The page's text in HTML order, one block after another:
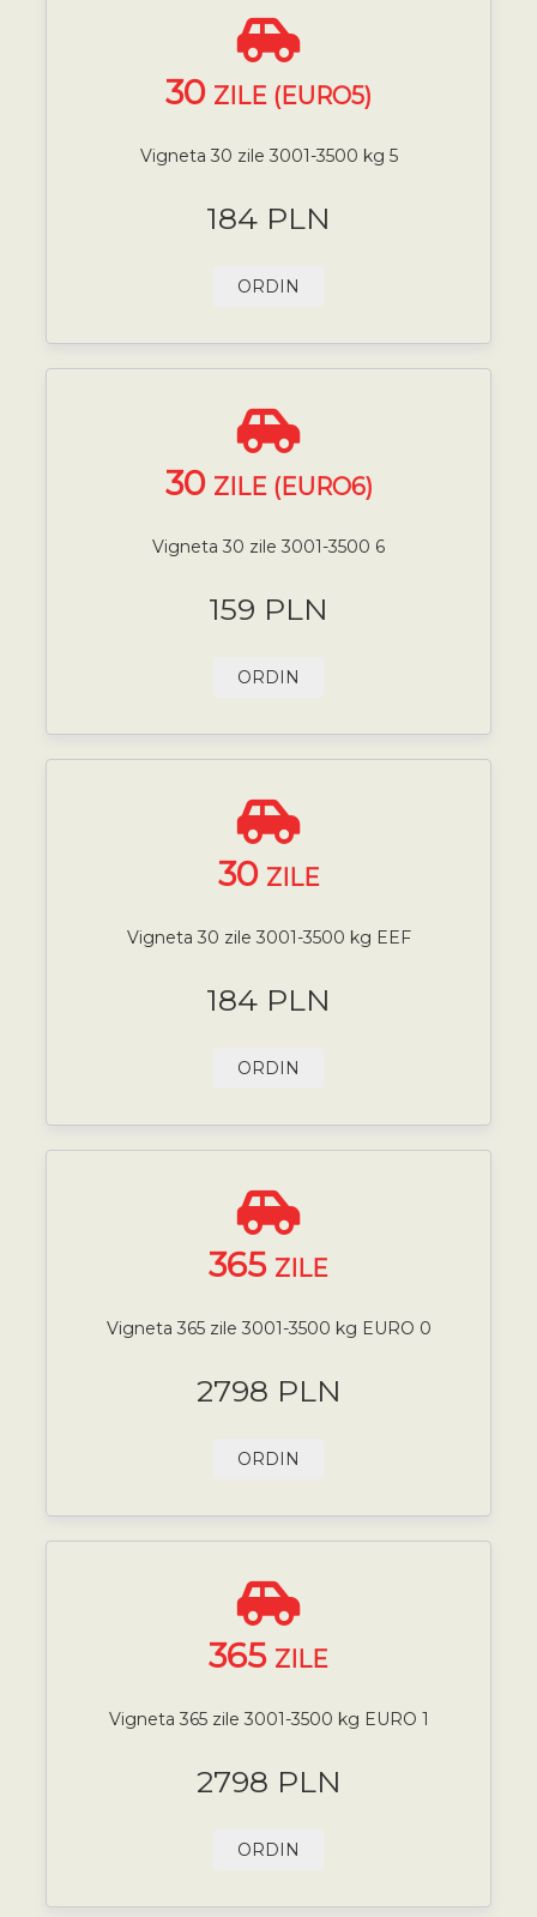
30 ZILE (EURO5)
Vigneta 30 zile 3001-3500 kg 5
184 PLN
ORDIN
30 ZILE (EURO6)
Vigneta 30 zile 3001-3500 6
159 PLN
ORDIN
30 ZILE
Vigneta 30 zile 3001-3500 kg EEF
184 PLN
ORDIN
365 ZILE
Vigneta 365 zile 3001-3500 kg EURO 0
2798 PLN
ORDIN
365 ZILE
Vigneta 365 zile 3001-3500 kg EURO 1
2798 PLN
ORDIN